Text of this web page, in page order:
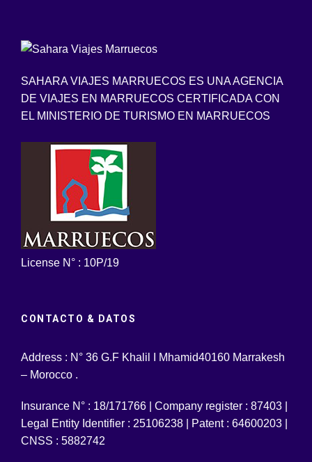
SAHARA VIAJES MARRUECOS ES UNA AGENCIA
DE VIAJES EN MARRUECOS CERTIFICADA CON
EL MINISTERIO DE TURISMO EN MARRUECOS
License N° : 10P/19
CONTACTO & DATOS
Address : N° 36 G.F Khalil I Mhamid40160 Marrakesh
– Morocco .
Insurance N° : 18/171766 | Company register : 87403 |
Legal Entity Identifier : 25106238 | Patent : 64600203 |
CNSS : 5882742